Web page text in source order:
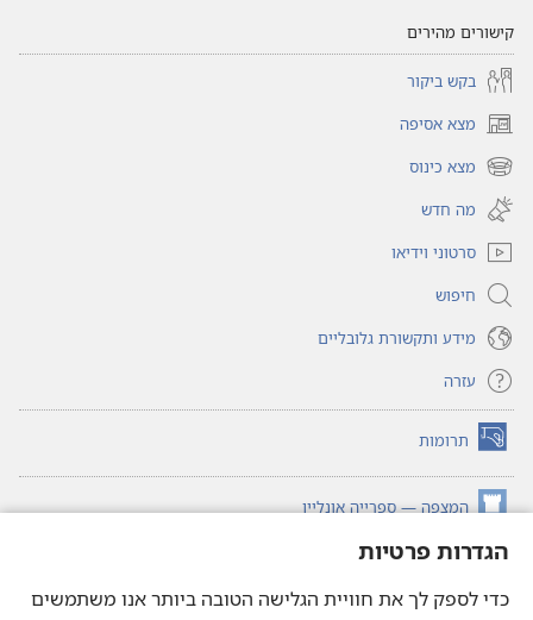
הגדרות פרטיות
כדי לספק לך את חוויית הגלישה הטובה ביותר אנו משתמשים
קישורים מהירים
בקש ביקור
מצא אסיפה(פותח
חלון
חדש)
מצא כינוס(פותח
חלון
חדש)
מה חדש
סרטוני וידיאו
חיפוש
מידע ותקשורת גלובליים
עזרה
תרומות (פותח
חלון
חדש) המצפה — ספרייה אונליין (פותח
חדש) JW Hub
®
חלון